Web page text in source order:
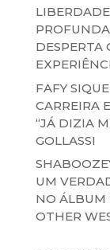
DESPERTA
FAFY
CARREIRA
“JÁ DIZIA
GOLLASSI
UM
NO ÁLBUM
OTHER